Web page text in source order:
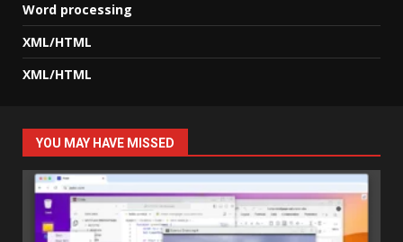
Word processing
XML/HTML
XML/HTML
YOU MAY HAVE MISSED